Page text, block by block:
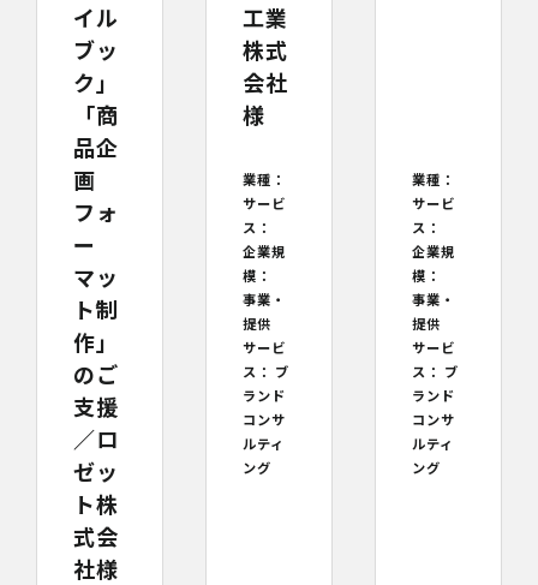
イル
ブッ
ク」
「商
品企
画
フォ
ー
マッ
ト制
作」
のご
支援
／ロ
ゼッ
ト株
式会
社様
工業
株式
会社
様
業種：
サービ
ス：
企業規
模：
事業・
提供
サービ
ス： ブ
ランド
コンサ
ルティ
ング
業種：
サービ
ス：
企業規
模：
事業・
提供
サービ
ス： ブ
ランド
コンサ
ルティ
ング